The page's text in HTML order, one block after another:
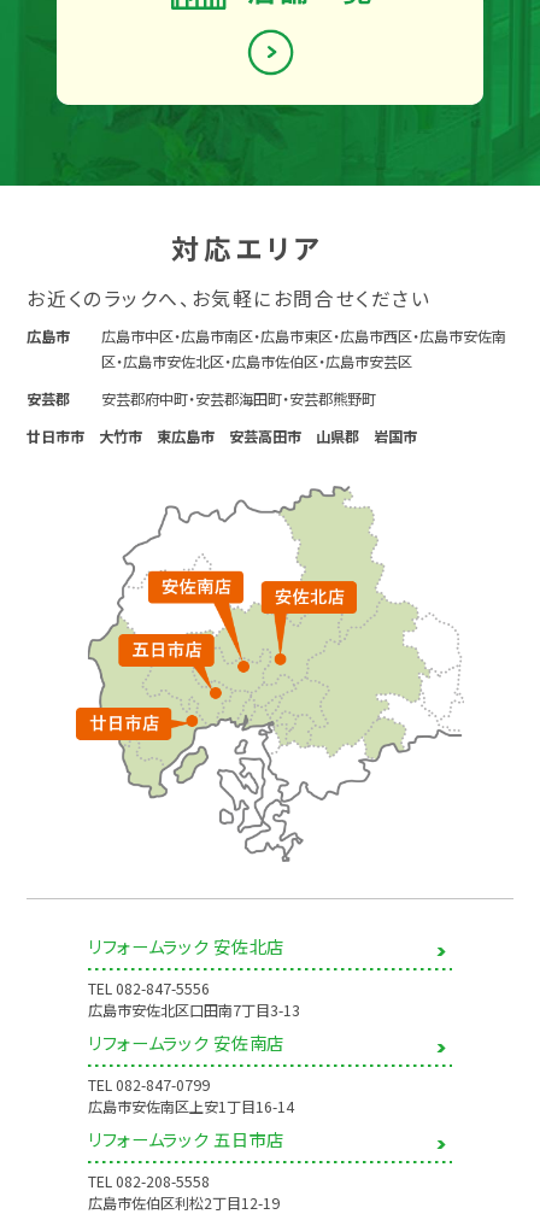
対応エリア
お近くのラックへ、お気軽にお問合せください
広島市
広島市中区・広島市南区・広島市東区・広島市西区・広島市安佐南
区・広島市安佐北区・広島市佐伯区・広島市安芸区
安芸郡
安芸郡府中町・安芸郡海田町・安芸郡熊野町
廿日市市 大竹市 東広島市 安芸高田市 山県郡 岩国市
リフォームラック 安佐北店
TEL082-847-5556
広島市安佐北区口田南7丁目3-13
リフォームラック 安佐南店
TEL082-847-0799
広島市安佐南区上安1丁目16-14
リフォームラック 五日市店
TEL082-208-5558
広島市佐伯区利松2丁目12-19